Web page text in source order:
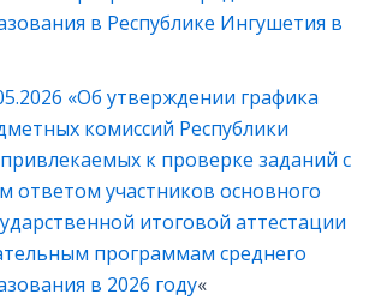
в Республике Ингушетия в
«Об утверждении графика
комиссий Республики
к проверке заданий с
ответом участников основного
итоговой аттестации
программам среднего
в 2026 году«